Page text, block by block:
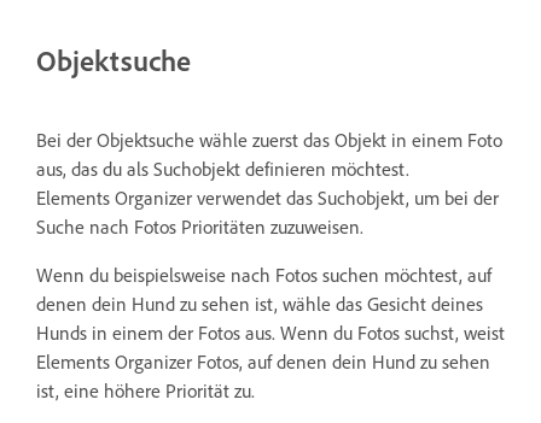
Objektsuche
Bei der Objektsuche wähle zuerst das Objekt in einem Foto
aus, das du als Suchobjekt definieren möchtest.
Elements Organizer verwendet das Suchobjekt, um bei der
Suche nach Fotos Prioritäten zuzuweisen.
Wenn du beispielsweise nach Fotos suchen möchtest, auf
denen dein Hund zu sehen ist, wähle das Gesicht deines
Hunds in einem der Fotos aus. Wenn du Fotos suchst, weist
Elements Organizer Fotos, auf denen dein Hund zu sehen
ist, eine höhere Priorität zu.